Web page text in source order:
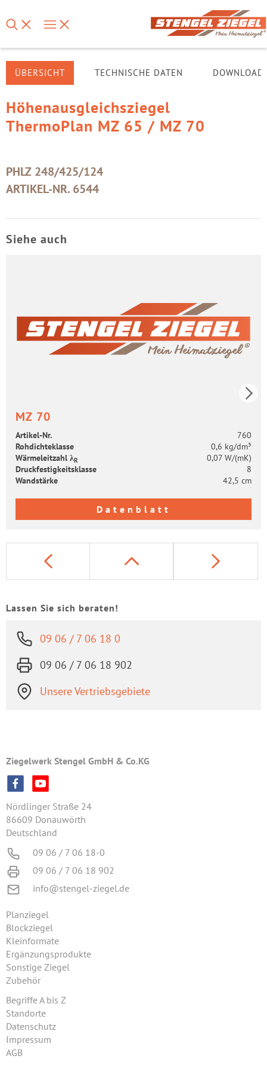
ÜBERSICHT TECHNISCHE DATEN
Höhenausgleichsziegel
ThermoPlan MZ 65 / MZ 70
PHLZ 248/425/124
ARTIKEL-NR. 6544
Siehe auch
MZ 70
Artikel-​Nr.
760
Roh­dich­te­klas­se
0,6 kg/dm³
Wär­me­leit­zahl λR
0,07 W/(mK)
Druck­fes­tig­keits­klas­se
8
Wand­stär­ke
42,5 cm
Datenblatt
Lassen Sie sich beraten!
09 06 / 7 06 18 0
09 06 / 7 06 18 902
Unsere Vertriebsgebiete
Ziegelwerk Stengel GmbH & Co.KG
Nördlinger Straße 24
86609 Donauwörth
Deutschland
09 06 / 7 06 18-0
09 06 / 7 06 18 902
info@stengel-ziegel.de
Planziegel
Blockziegel
Kleinformate
Ergänzungsprodukte
Sonstige Ziegel
Zubehör
Begriffe A bis Z
Standorte
Datenschutz
Impressum
AGB